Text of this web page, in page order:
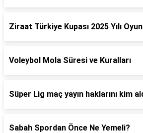
Ziraat Türkiye Kupası 2025 Yılı
Voleybol Mola Süresi ve Kuralları
Süper Lig maç yayın haklarını kim
Sabah Spordan Önce Ne Yemeli?